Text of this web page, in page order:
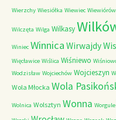
Wierzchy Wiesiółka Wiewiec Wiewiórów
Wilczęta Wilga Wilkasy
Winiec Winnica Wirwajdy
Więcławice Wiślica Wiśniewo
Wodzisław Wojciechów Wojcieszyn
Wola Młocka Wola
Wolnica Wolsztyn Wonna Worgule